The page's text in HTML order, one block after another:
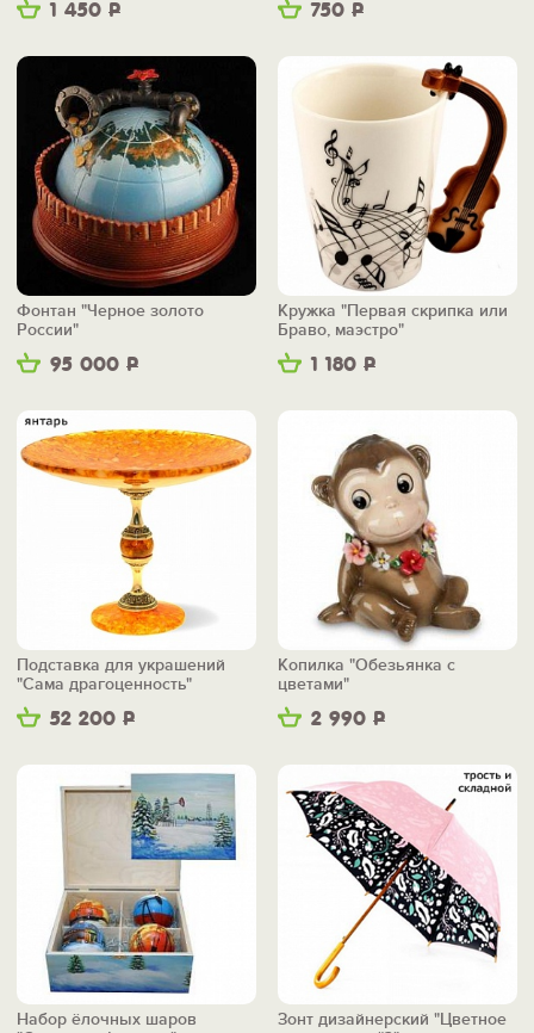
1 450 Р
750 Р
95 000 Р
Фонтан "Черное золото
России"
1 180 Р
Кружка "Первая скрипка или
Браво, маэстро"
52 200 Р
Подставка для украшений
"Сама драгоценность"
2 990 Р
Копилка "Обезьянка с
цветами"
Набор ёлочных шаров
Зонт дизайнерский "Цветное